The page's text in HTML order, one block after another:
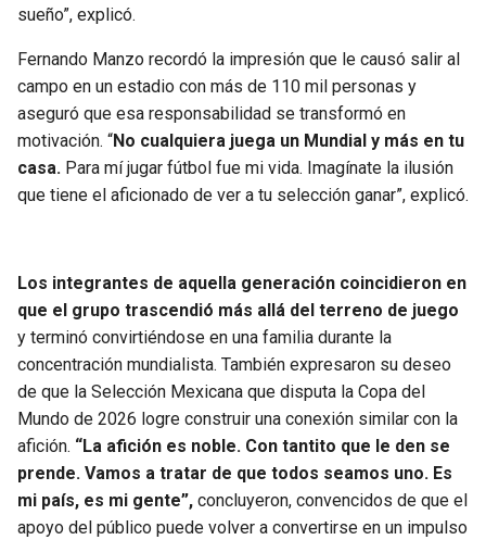
sueño”, explicó.
Fernando Manzo recordó la impresión que le causó salir al
campo en un estadio con más de 110 mil personas y
aseguró que esa responsabilidad se transformó en
motivación. “No cualquiera juega un Mundial y más en tu
casa. Para mí jugar fútbol fue mi vida. Imagínate la ilusión
que tiene el aficionado de ver a tu selección ganar”, explicó.
Los integrantes de aquella generación coincidieron en
que el grupo trascendió más allá del terreno de juego
y terminó convirtiéndose en una familia durante la
concentración mundialista. También expresaron su deseo
de que la Selección Mexicana que disputa la Copa del
Mundo de 2026 logre construir una conexión similar con la
afición. “La afición es noble. Con tantito que le den se
prende. Vamos a tratar de que todos seamos uno. Es
mi país, es mi gente”, concluyeron, convencidos de que el
apoyo del público puede volver a convertirse en un impulso